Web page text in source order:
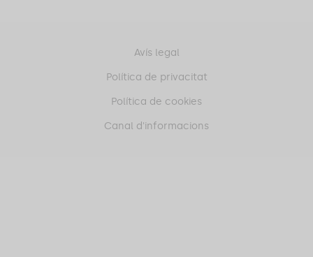
Avís legal
Política de privacitat
Política de cookies
Canal d'informacions